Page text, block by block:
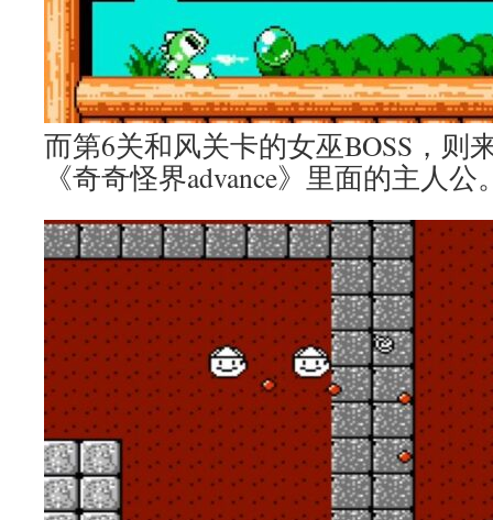
而第6关和风关卡的女巫BOSS，则
《奇奇怪界advance》里面的主人公